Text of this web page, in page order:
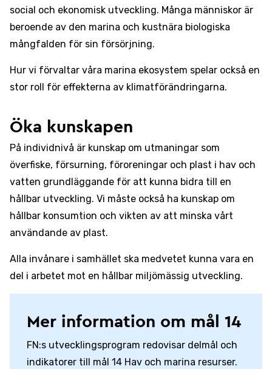
social och ekonomisk utveckling. Många människor är
beroende av den marina och kustnära biologiska
mångfalden för sin försörjning.
Hur vi förvaltar våra marina ekosystem spelar också en
stor roll för effekterna av klimatförändringarna.
Öka kunskapen
På individnivå är kunskap om utmaningar som
överfiske, försurning, föroreningar och plast i hav och
vatten grundläggande för att kunna bidra till en
hållbar utveckling. Vi måste också ha kunskap om
hållbar konsumtion och vikten av att minska vårt
användande av plast.
Alla invånare i samhället ska medvetet kunna vara en
del i arbetet mot en hållbar miljömässig utveckling.
Mer information om mål 14
FN:s utvecklingsprogram redovisar delmål och
indikatorer till mål 14 Hav och marina resurser.